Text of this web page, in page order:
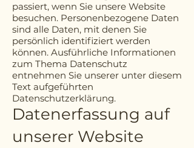
passiert, wenn Sie unsere Website
besuchen. Personenbezogene Daten
sind alle Daten, mit denen Sie
persönlich identifiziert werden
können. Ausführliche Informationen
zum Thema Datenschutz
entnehmen Sie unserer unter diesem
Text aufgeführten
Datenschutzerklärung.
Datenerfassung auf
unserer Website